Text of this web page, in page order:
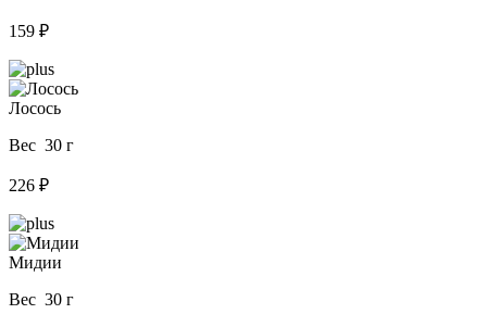
159 ₽
Лосось
Вес 30 г
226 ₽
Мидии
Вес 30 г